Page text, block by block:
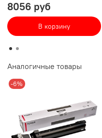
8056 руб
В корзину
Аналогичные товары
-6%